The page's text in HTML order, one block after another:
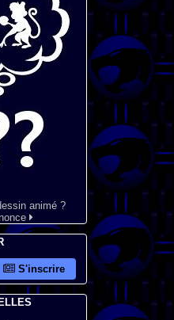
animé ?
S'inscrire